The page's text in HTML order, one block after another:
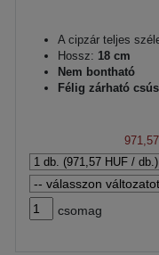
A cipzár teljes
Hossz: 18 cm
Nem bontható
Félig zárható
csomag